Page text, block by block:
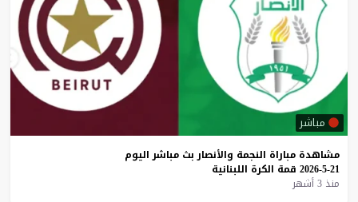
مباشر
مشاهدة مباراة النجمة والأنصار بث مباشر اليوم
21-5-2026
قمة الكرة اللبنانية
منذ 3 أشهر